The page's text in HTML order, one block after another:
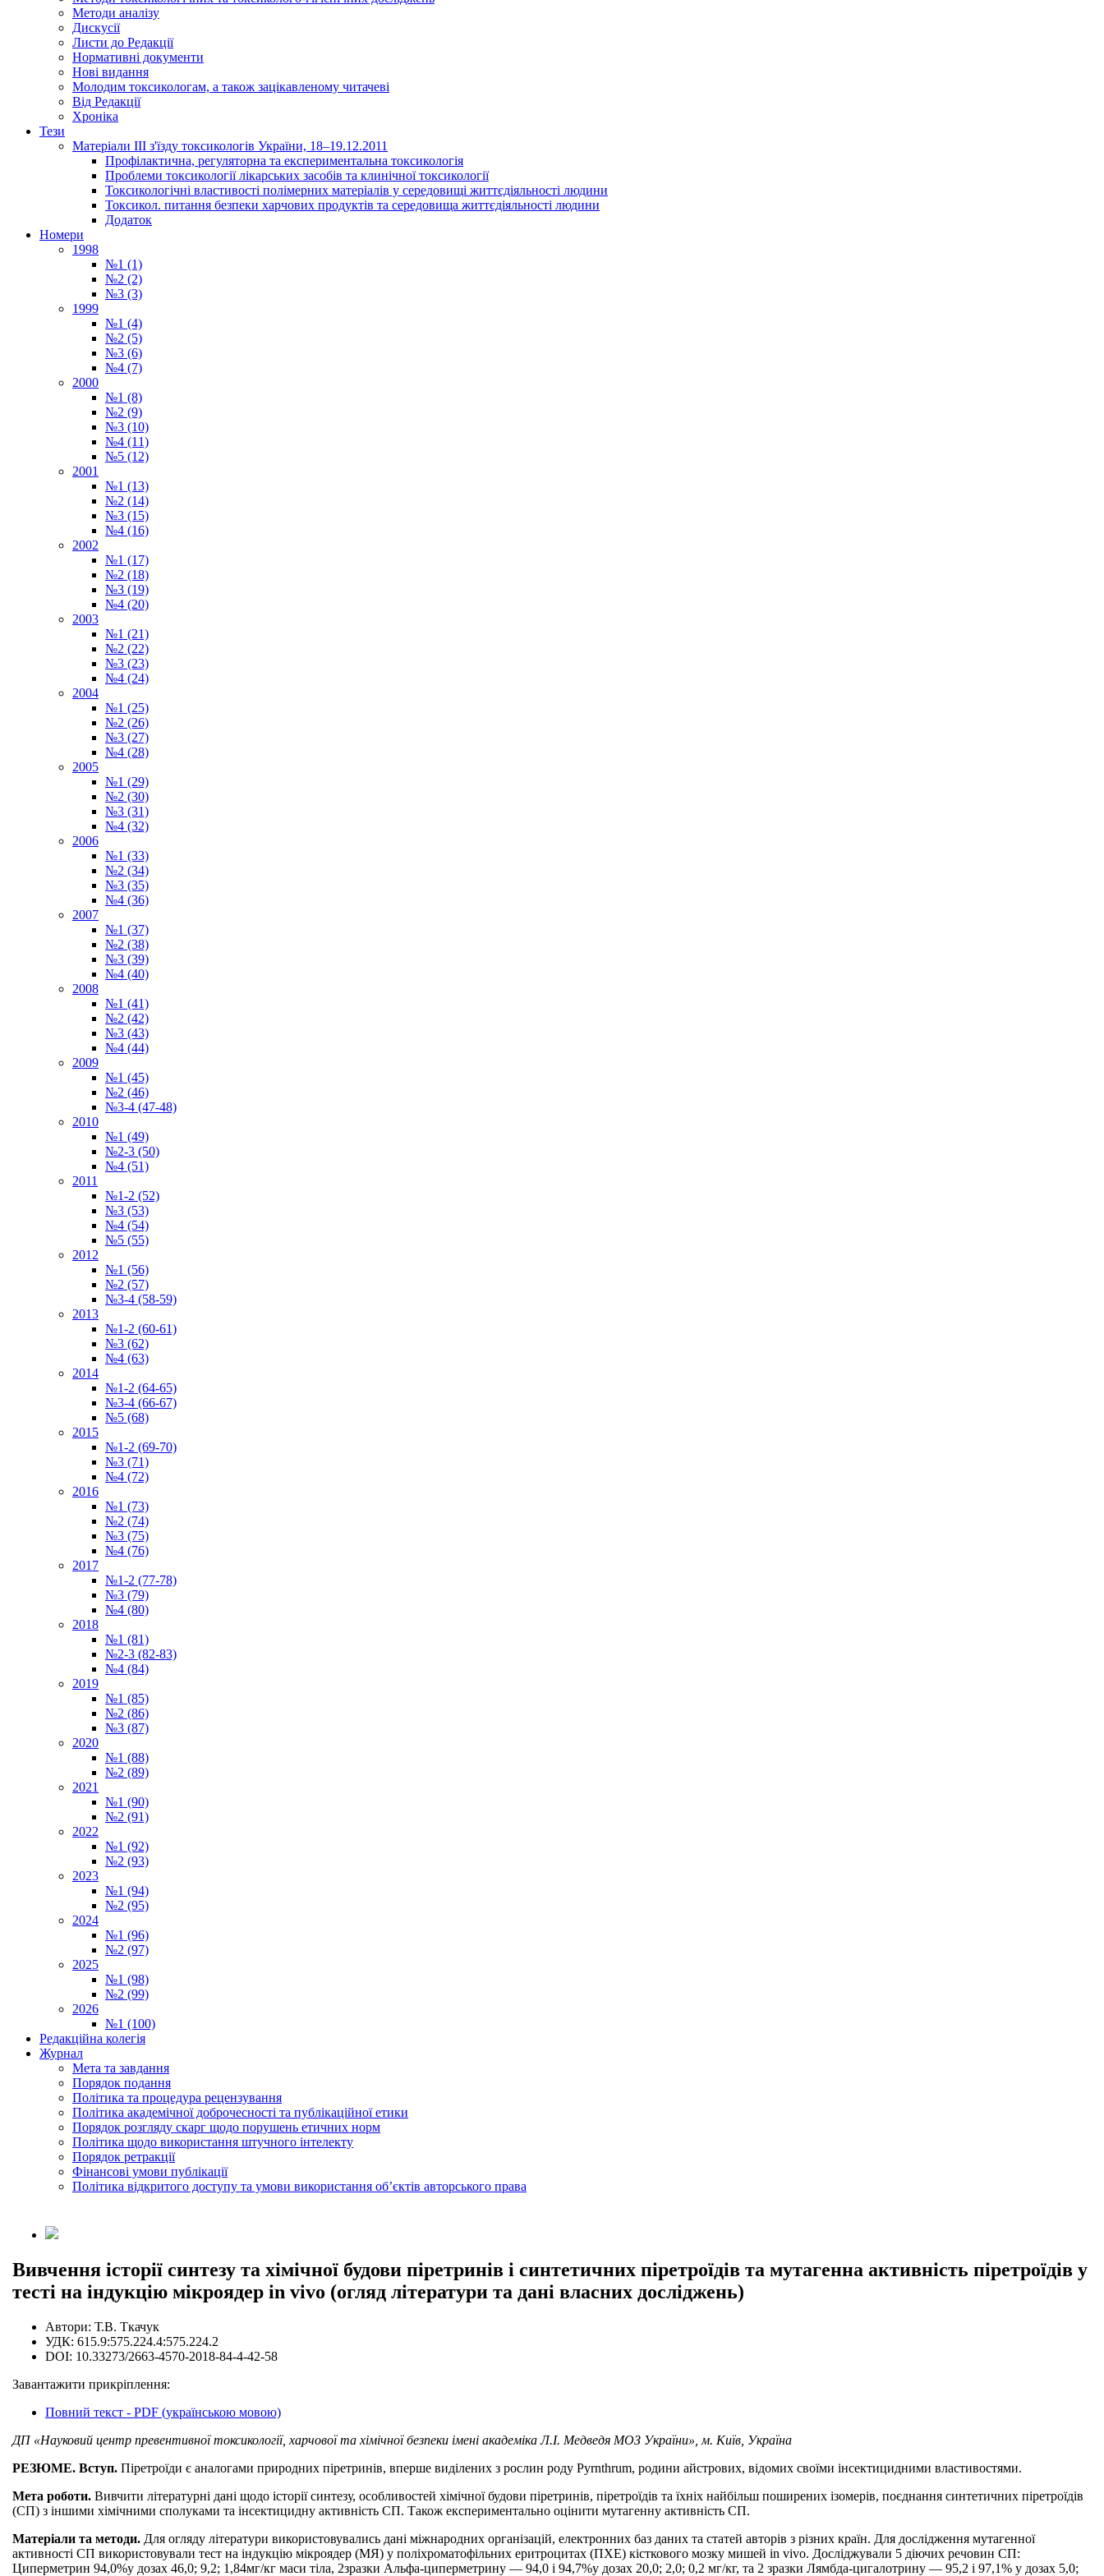
Методи аналізу
Дискусії
Листи до Редакції
Нормативні документи
Нові видання
Молодим токсикологам, а також зацікавленому читачеві
Від Редакції
Хроніка
Тези
Матеріали ІІІ з'їзду токсикологів України, 18–19.12.2011
Профілактична, регуляторна та експериментальна токсикологія
Проблеми токсикології лікарських засобів та клинічної токсикології
Токсикологічні властивості полімерних матеріалів у середовищі життєдіяльності людини
Токсикол. питання безпеки харчових продуктів та середовища життєдіяльності людини
Додаток
Номери
1998
№1 (1)
№2 (2)
№3 (3)
1999
№1 (4)
№2 (5)
№3 (6)
№4 (7)
2000
№1 (8)
№2 (9)
№3 (10)
№4 (11)
№5 (12)
2001
№1 (13)
№2 (14)
№3 (15)
№4 (16)
2002
№1 (17)
№2 (18)
№3 (19)
№4 (20)
2003
№1 (21)
№2 (22)
№3 (23)
№4 (24)
2004
№1 (25)
№2 (26)
№3 (27)
№4 (28)
2005
№1 (29)
№2 (30)
№3 (31)
№4 (32)
2006
№1 (33)
№2 (34)
№3 (35)
№4 (36)
2007
№1 (37)
№2 (38)
№3 (39)
№4 (40)
2008
№1 (41)
№2 (42)
№3 (43)
№4 (44)
2009
№1 (45)
№2 (46)
№3-4 (47-48)
2010
№1 (49)
№2-3 (50)
№4 (51)
2011
№1-2 (52)
№3 (53)
№4 (54)
№5 (55)
2012
№1 (56)
№2 (57)
№3-4 (58-59)
2013
№1-2 (60-61)
№3 (62)
№4 (63)
2014
№1-2 (64-65)
№3-4 (66-67)
№5 (68)
2015
№1-2 (69-70)
№3 (71)
№4 (72)
2016
№1 (73)
№2 (74)
№3 (75)
№4 (76)
2017
№1-2 (77-78)
№3 (79)
№4 (80)
2018
№1 (81)
№2-3 (82-83)
№4 (84)
2019
№1 (85)
№2 (86)
№3 (87)
2020
№1 (88)
№2 (89)
2021
№1 (90)
№2 (91)
2022
№1 (92)
№2 (93)
2023
№1 (94)
№2 (95)
2024
№1 (96)
№2 (97)
2025
№1 (98)
№2 (99)
2026
№1 (100)
Редакційна колегія
Журнал
Мета та завдання
Порядок подання
Політика та процедура рецензування
Політика академічної доброчесності та публікаційної етики
Порядок розгляду скарг щодо порушень етичних норм
Політика щодо використання штучного інтелекту
Порядок ретракції
Фінансові умови публікації
Політика відкритого доступу та умови використання обʼєктів авторського права
Вивчення історії синтезу та хімічної будови піретринів і синтетичних піретроїдів та мутагенна активність піретроїдів у
тесті на індукцію мікроядер in vivo (огляд літератури та дані власних досліджень)
Автори: Т.В. Ткачук
УДК: 615.9:575.224.4:575.224.2
DOI: 10.33273/2663-4570-2018-84-4-42-58
Завантажити прикріплення:
Повний текст - PDF (українською мовою)
ДП «Науковий центр превентивної токсикології, харчової та хімічної безпеки імені академіка Л.І. Медведя МОЗ України», м. Київ, Україна
РЕЗЮМЕ. Вступ. Піретроїди є аналогами природних піретринів, вперше виділених з рослин роду Pyrnthrum, родини айстрових, відомих своїми інсектицидними властивостями.
Мета роботи. Вивчити літературні дані щодо історії синтезу, особливостей хімічної будови піретринів, піретроїдів та їхніх найбільш поширених ізомерів, поєднання синтетичних піретроїдів
(СП) з іншими хімічними сполуками та інсектицидну активність СП. Також експериментально оцінити мутагенну активність СП.
Матеріали та методи. Для огляду літератури використовувались дані міжнародних організацій, електронних баз даних та статей авторів з різних країн. Для дослідження мутагенної
активності СП використовували тест на індукцію мікроядер (МЯ) у поліхроматофільних еритроцитах (ПХЕ) кісткового мозку мишей in vivo. Досліджували 5 діючих речовин СП:
Циперметрин 94,0%у дозах 46,0; 9,2; 1,84мг/кг маси тіла, 2зразки Альфа-циперметрину — 94,0 і 94,7%у дозах 20,0; 2,0; 0,2 мг/кг, та 2 зразки Лямбда-цигалотрину — 95,2 і 97,1% у дозах 5,0;